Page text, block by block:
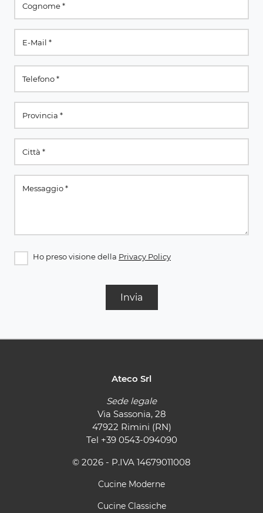
Ho preso visione della Privacy Policy
Invia
Ateco Srl
Sede legale
Via Sassonia, 28
47922 Rimini (RN)
Tel +39 0543-094090
© 2026 - P.IVA 14679011008
Cucine Moderne
Cucine Classiche